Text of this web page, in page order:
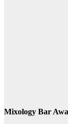
Mixology Bar